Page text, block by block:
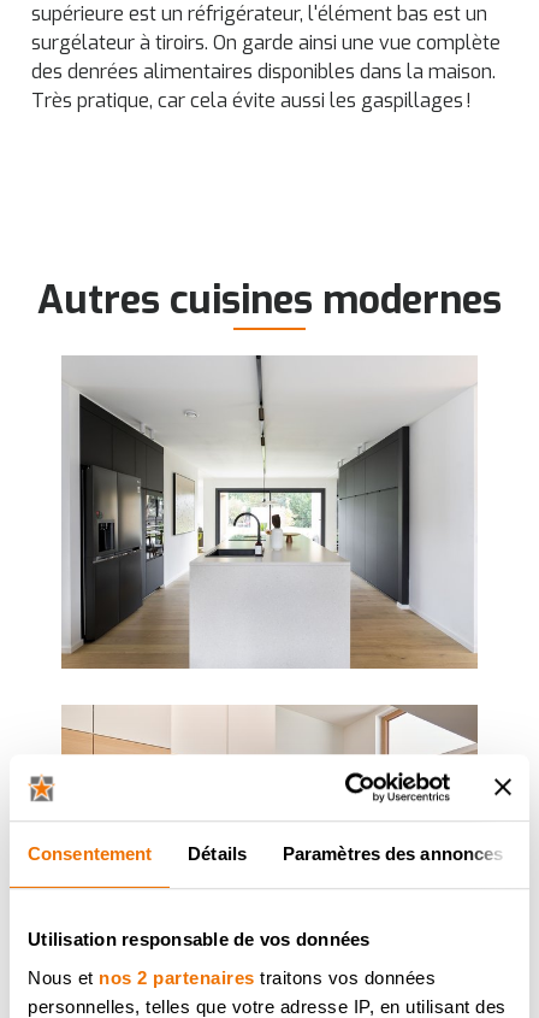
Consentement Détails Paramètres des annonces
Utilisation responsable de vos données
Nous et nos 2 partenaires traitons vos données
personnelles, telles que votre adresse IP, en utilisant des
supérieure est un réfrigérateur, l'élément bas est un
surgélateur à tiroirs. On garde ainsi une vue complète
des denrées alimentaires disponibles dans la maison.
Très pratique, car cela évite aussi les gaspillages !
Autres cuisines modernes